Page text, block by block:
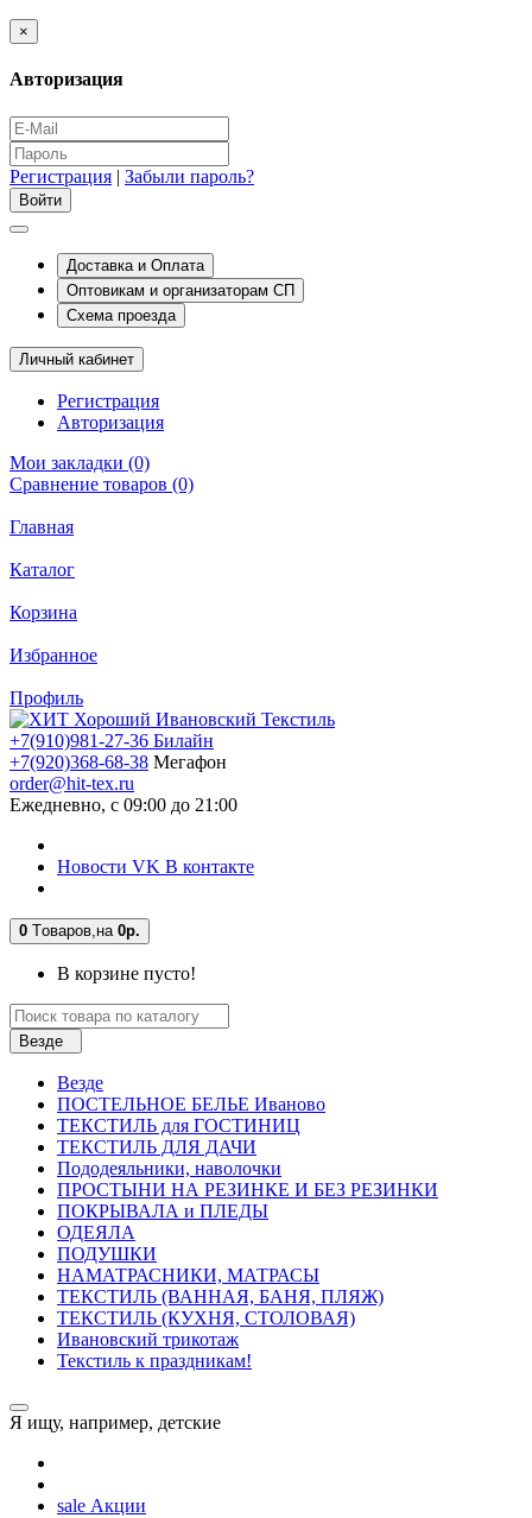
×
Авторизация
Регистрация | Забыли пароль?
Доставка и Оплата
Оптовикам и организаторам СП
Схема проезда
Личный кабинет
Регистрация
Авторизация
Мои закладки (0)
Сравнение товаров (0)
Главная
Каталог
Корзина
Избранное
Профиль
+7(910)981-27-36 Билайн
+7(920)368-68-38 Мегафон
order@hit-tex.ru
Ежедневно, с 09:00 до 21:00
Новости VK В контакте
0 Tоваров, на 0р.
В корзине пусто!
Везде
Везде
ПОСТЕЛЬНОE БЕЛЬE Иваново
ТЕКСТИЛЬ для ГОСТИНИЦ
ТЕКСТИЛЬ ДЛЯ ДАЧИ
Пододеяльники, наволочки
ПРОСТЫНИ НА РЕЗИНКЕ И БЕЗ РЕЗИНКИ
ПОКРЫВАЛА и ПЛЕДЫ
ОДЕЯЛА
ПОДУШКИ
НАМАТРАСНИКИ, МАТРАСЫ
ТЕКСТИЛЬ (ВАННАЯ, БАНЯ, ПЛЯЖ)
ТЕКСТИЛЬ (КУХНЯ, СТОЛОВАЯ)
Ивановский трикотаж
Текстиль к праздникам!
Я ищу, например, детские
sale Акции